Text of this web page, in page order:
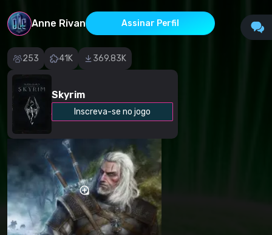
Anne Rivan Assinar Perfil
253 41K 369.83K
Skyrim
Inscreva-se no jogo